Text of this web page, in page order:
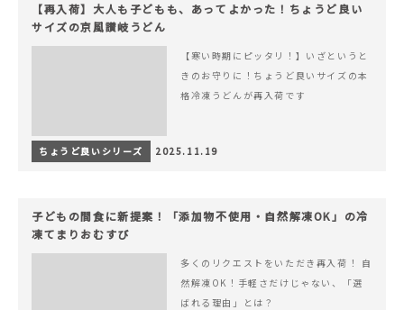
【再入荷】大人も子どもも、あってよかった！ちょうど良い
サイズの京風讃岐うどん
【寒い時期にピッタリ！】いざというと
きのお守りに！ちょうど良いサイズの本
格冷凍うどんが再入荷です
ちょうど良いシリーズ 2025.11.19
子どもの間食に新提案！「添加物不使用・自然解凍OK」の冷
凍てまりおむすび
多くのリクエストをいただき再入荷！ 自
然解凍OK！手軽さだけじゃない、「選
ばれる理由」とは？